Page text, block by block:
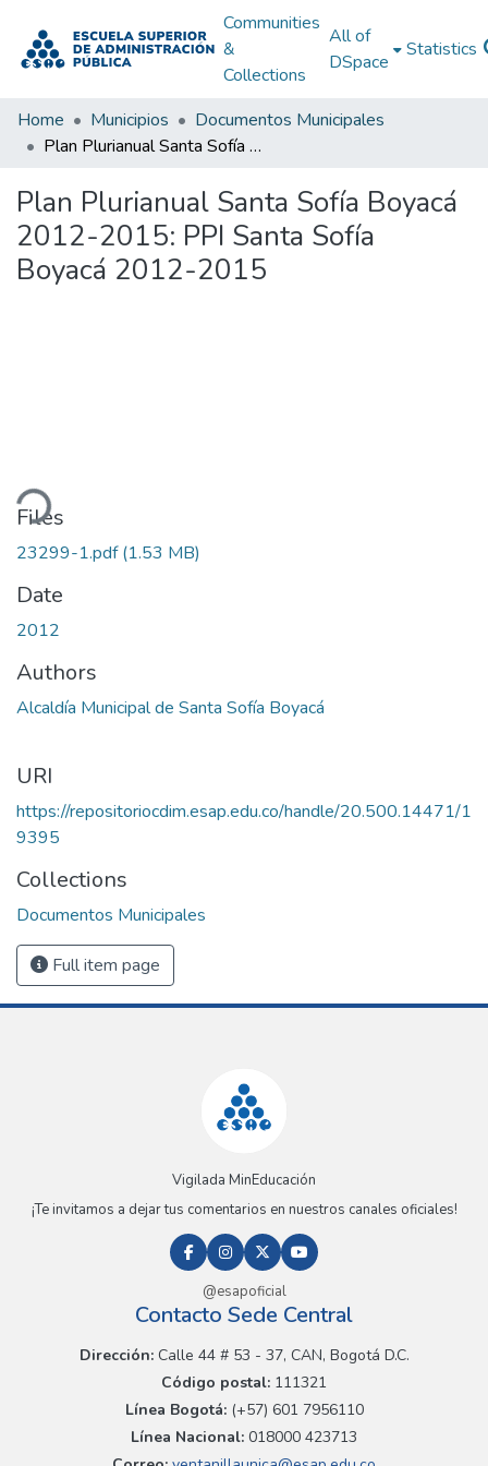
Communities
&
Collections
All of
DSpace
Statistics
Home Municipios
Documentos Municipales
Plan Plurianual Santa Sofía Boyacá 2012-2015: PPI Santa Sofía Boyacá 2012-2015
Plan Plurianual Santa Sofía Boyacá
2012-2015: PPI Santa Sofía
Boyacá 2012-2015
Files
23299-1.pdf(1.53 MB)
Date
2012
Authors
Alcaldía Municipal de Santa Sofía Boyacá
URI
https://repositoriocdim.esap.edu.co/handle/20.500.14471/1
9395
Collections
Documentos Municipales
Full item page
Vigilada MinEducación
¡Te invitamos a dejar tus comentarios en nuestros canales oficiales!
@esapoficial
Contacto Sede Central
Dirección:Calle 44 # 53 - 37, CAN, Bogotá D.C.
Código postal: 111321
Línea Bogotá:(+57) 601 7956110
Línea Nacional: 018000 423713